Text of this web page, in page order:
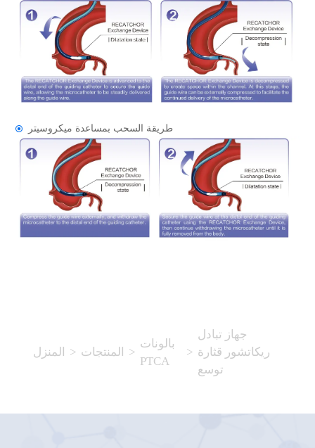
طريقة السحب بمساعدة ميكروسيتر
المنزل > المنتجات >
بالونات
PTCA
>
جهاز تبادل
ريكاتشور قثارة
توسع